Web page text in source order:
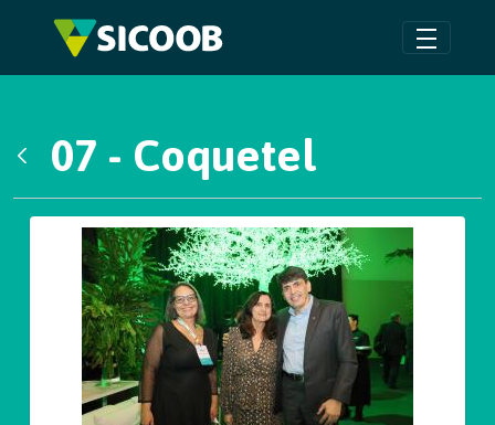
Pular para o Conteúdo principal
07 - Coquetel
Galeria de Mídias